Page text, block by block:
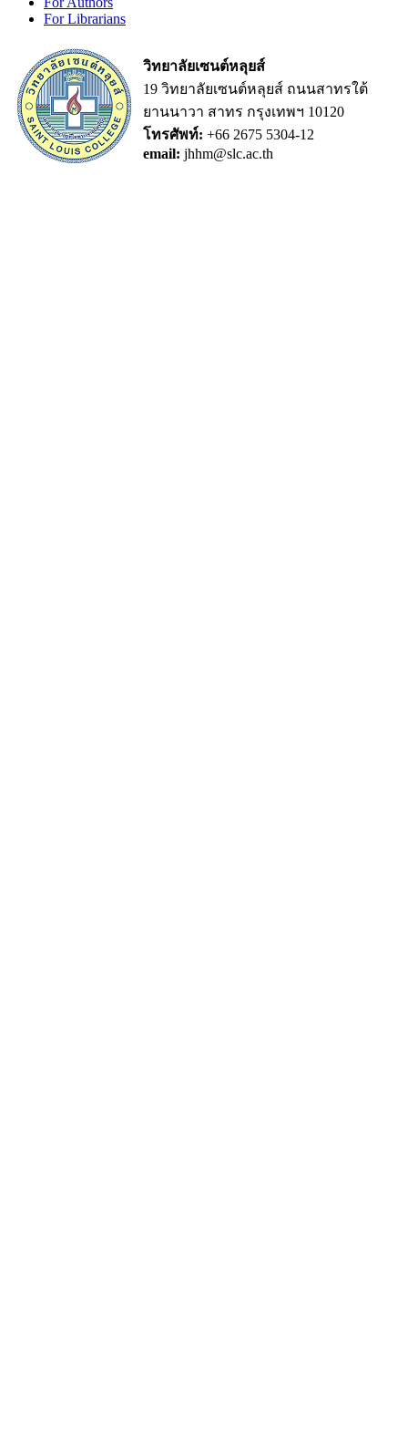
For Librarians
วิทยาลัยเซนต์หลุยส์
19 วิทยาลัยเซนต์หลุยส์ ถนนสาทรใต้
ยานนาวา สาทร กรุงเทพฯ 10120
โทรศัพท์: +66 2675 5304-12
email: jhhm@slc.ac.th